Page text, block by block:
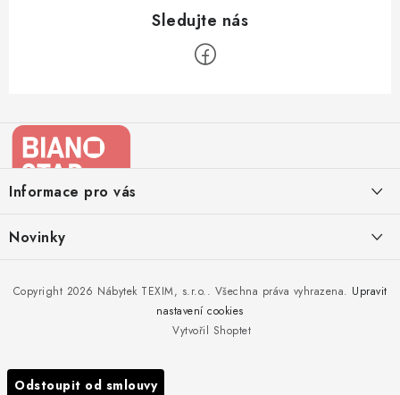
aInformace pro vás
Kontakty
Doprava nábytku k Vám
Novinky
to!
Nakupujte zahradní nábytek i v zimě
Podzimní očista a úklid zahradního nábytku
Vytvořil Shoptet
Copyright 2026 Nábytek TEXIM, s.r.o.. Všechna práva vyhrazena. Upravit
nastavení cookies
Odstoupit od smlouvy